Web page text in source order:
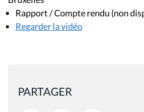
Rapport / Compte rendu (non
Regarder la vidéo
PARTAGER